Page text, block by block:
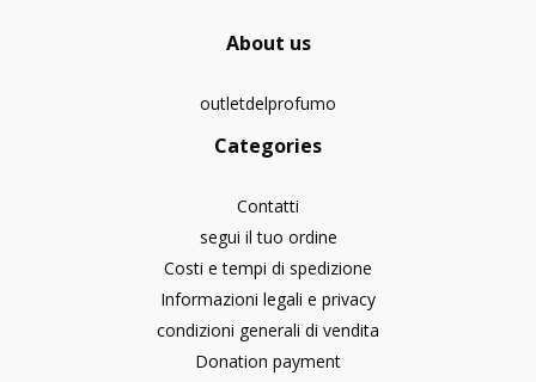
About us
outletdelprofumo
Categories
Contatti
segui il tuo ordine
Costi e tempi di spedizione
Informazioni legali e privacy
condizioni generali di vendita
Donation payment